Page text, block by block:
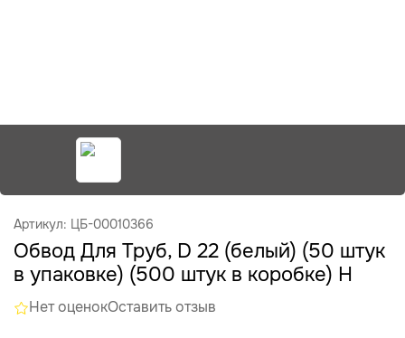
Артикул: ЦБ-00010366
Обвод Для Труб, D 22 (белый) (50 штук
в упаковке) (500 штук в коробке) Н
Нет оценокОставить отзыв